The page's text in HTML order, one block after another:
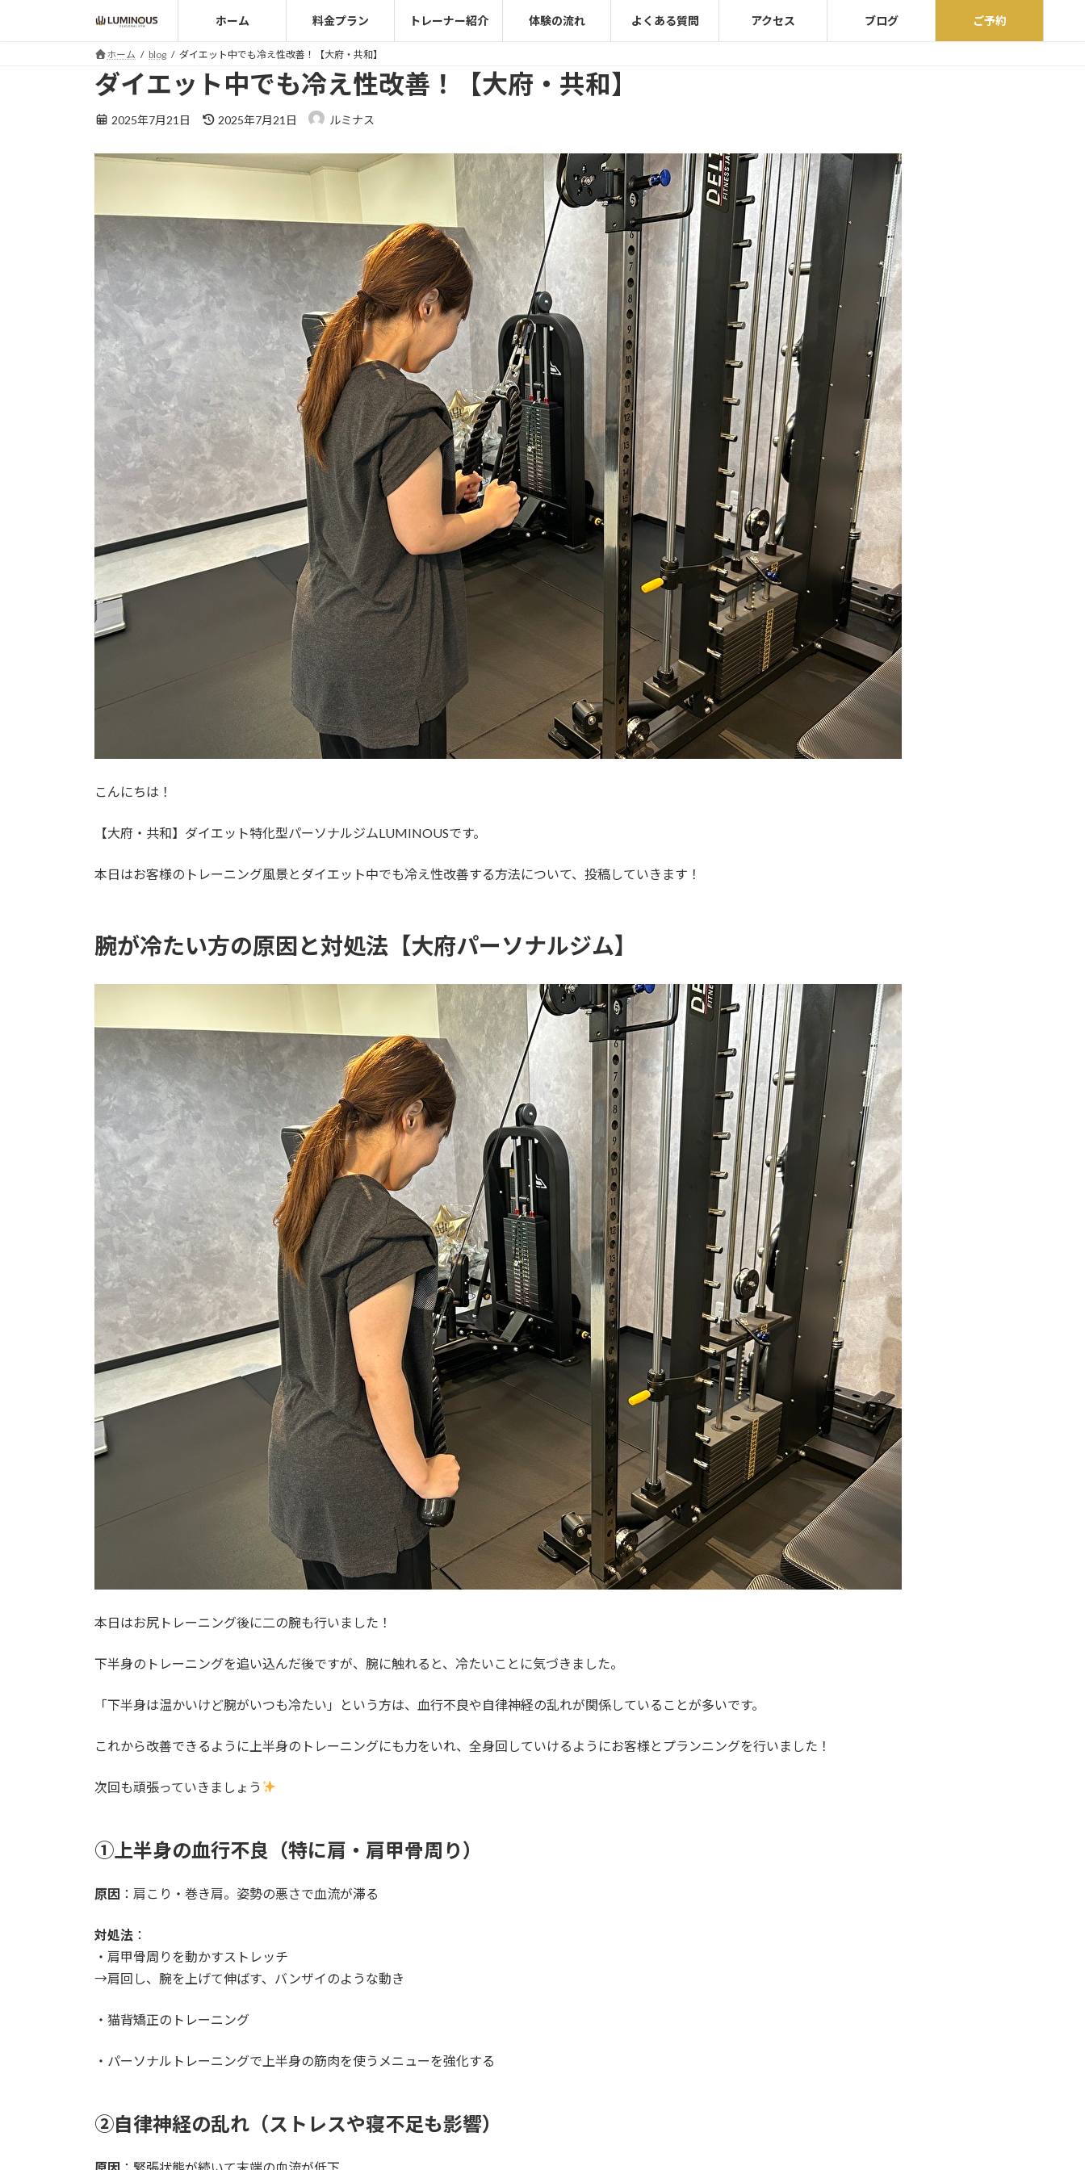
ホーム 料金プラン トレーナー紹介 体験の流れ よくある質問 アクセス ブログ ご予約
ホーム blog ダイエット中でも冷え性改善！【大府・共和】
ダイエット中でも冷え性改善！【大府・共和】
2025年7月21日
最
新
2025年7月21日 ルミナス
こんにちは！
【大府・共和】ダイエット特化型パーソナルジムLUMINOUSです。
本日はお客様のトレーニング風景とダイエット中でも冷え性改善する方法について、投稿していきます！
腕が冷たい方の原因と対処法【大府パーソナルジム】
本日はお尻トレーニング後に二の腕も行いました！
下半身のトレーニングを追い込んだ後ですが、腕に触れると、冷たいことに気づきました。
「下半身は温かいけど腕がいつも冷たい」という方は、血行不良や自律神経の乱れが関係していることが多いです。
これから改善できるように上半身のトレーニングにも力をいれ、全身回していけるようにお客様とプランニングを行いました！
次回も頑張っていきましょう
①上半身の血行不良（特に肩・肩甲骨周り）
原因 ：肩こり・巻き肩。姿勢の悪さで血流が滞る
対処法 ：
・肩甲骨周りを動かすストレッチ
→肩回し、腕を上げて伸ばす、バンザイのような動き
・猫背矯正のトレーニング
・パーソナルトレーニングで上半身の筋肉を使うメニューを強化する
②自律神経の乱れ（ストレスや寝不足も影響）
原因 ：緊張状態が続いて末端の血流が低下